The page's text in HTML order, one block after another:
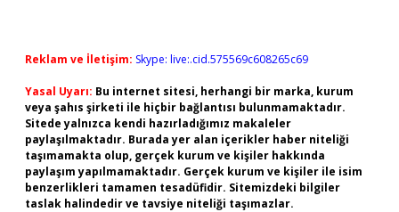
Reklam ve İletişim: Skype: live:.cid.575569c608265c69
Yasal Uyarı: Bu internet sitesi, herhangi bir marka, kurum
veya şahıs şirketi ile hiçbir bağlantısı bulunmamaktadır.
Sitede yalnızca kendi hazırladığımız makaleler
paylaşılmaktadır. Burada yer alan içerikler haber niteliği
taşımamakta olup, gerçek kurum ve kişiler hakkında
paylaşım yapılmamaktadır. Gerçek kurum ve kişiler ile isim
benzerlikleri tamamen tesadüfidir. Sitemizdeki bilgiler
taslak halindedir ve tavsiye niteliği taşımazlar.